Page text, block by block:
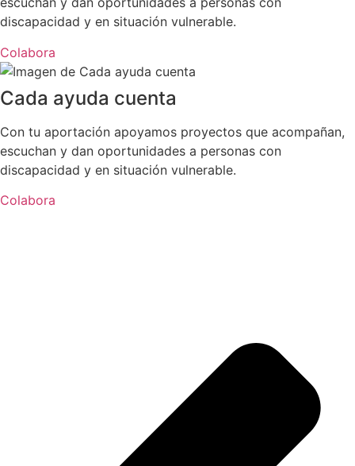
discapacidad y en situación vulnerable.
Colabora
Cada ayuda cuenta
Con tu aportación apoyamos proyectos que acompañan,
escuchan y dan oportunidades a personas con
discapacidad y en situación vulnerable.
Colabora